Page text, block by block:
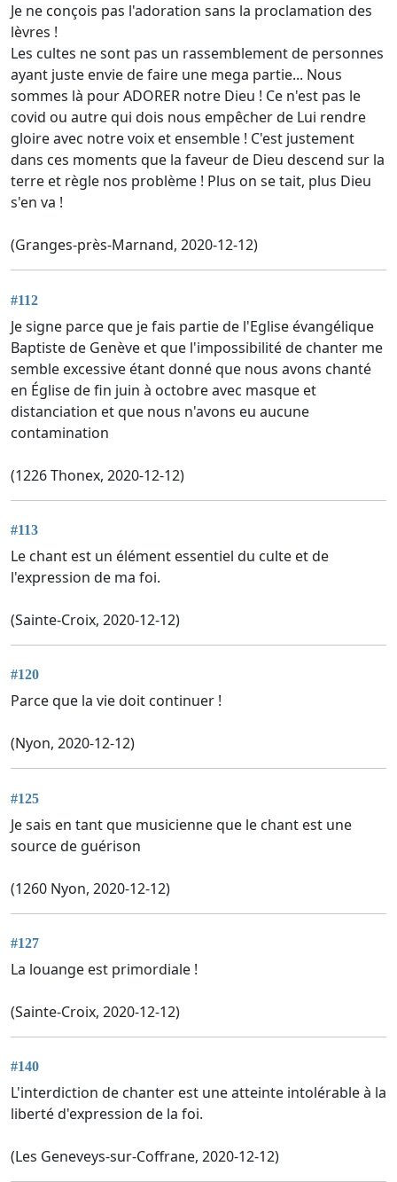
Je ne conçois pas l'adoration sans la proclamation des
lèvres !
Les cultes ne sont pas un rassemblement de personnes
ayant juste envie de faire une mega partie... Nous
sommes là pour ADORER notre Dieu ! Ce n'est pas le
covid ou autre qui dois nous empêcher de Lui rendre
gloire avec notre voix et ensemble ! C'est justement
dans ces moments que la faveur de Dieu descend sur la
terre et règle nos problème ! Plus on se tait, plus Dieu
s'en va !
(Granges-près-Marnand, 2020-12-12)
#112
Je signe parce que je fais partie de l'Eglise évangélique
Baptiste de Genève et que l'impossibilité de chanter me
semble excessive étant donné que nous avons chanté
en Église de fin juin à octobre avec masque et
distanciation et que nous n'avons eu aucune
contamination
(1226 Thonex, 2020-12-12)
#113
Le chant est un élément essentiel du culte et de
l'expression de ma foi.
(Sainte-Croix, 2020-12-12)
#120
Parce que la vie doit continuer !
(Nyon, 2020-12-12)
#125
Je sais en tant que musicienne que le chant est une
source de guérison
(1260 Nyon, 2020-12-12)
#127
La louange est primordiale !
(Sainte-Croix, 2020-12-12)
#140
L'interdiction de chanter est une atteinte intolérable à la
liberté d'expression de la foi.
(Les Geneveys-sur-Coffrane, 2020-12-12)